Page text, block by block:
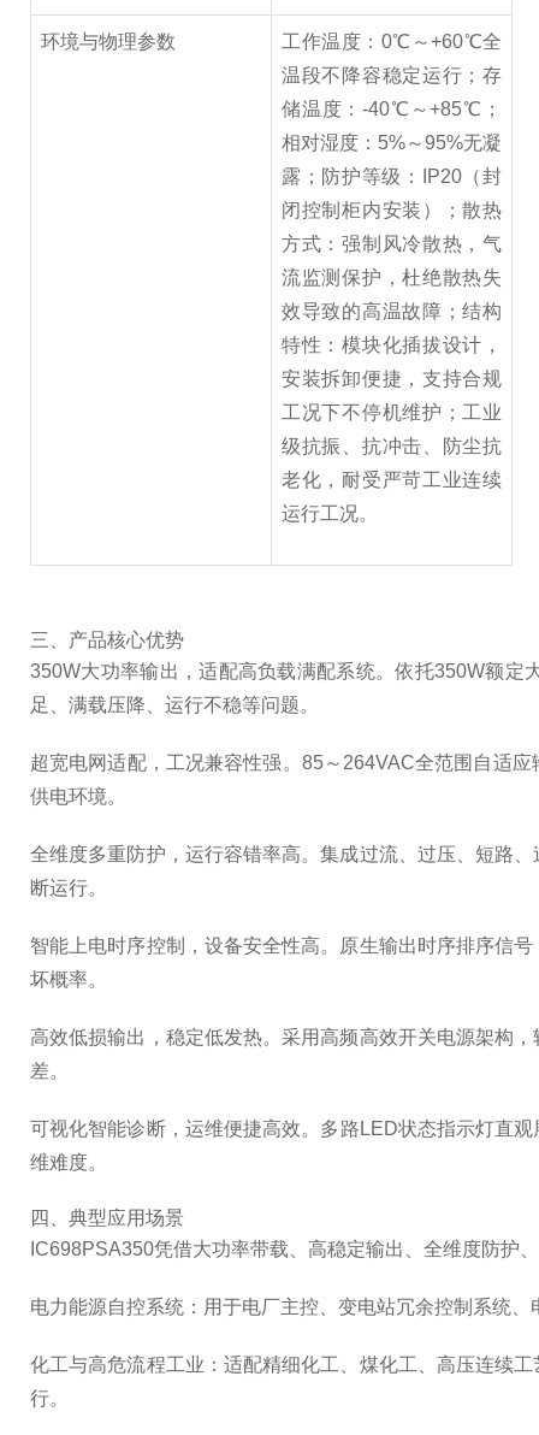
环境与物理参数
工作温度：0℃～+60℃全
温段不降容稳定运行；存
储温度：-40℃～+85℃；
相对湿度：5%～95%无凝
露；防护等级：IP20（封
闭控制柜内安装）；散热
方式：强制风冷散热，气
流监测保护，杜绝散热失
效导致的高温故障；结构
特性：模块化插拔设计，
安装拆卸便捷，支持合规
工况下不停机维护；工业
级抗振、抗冲击、防尘抗
老化，耐受严苛工业连续
运行工况。
三、产品核心优势
350W大功率输出，适配高负载满配系统。依托350W额
足、满载压降、运行不稳等问题。
超宽电网适配，工况兼容性强。85～264VAC全范围自适
供电环境。
全维度多重防护，运行容错率高。集成过流、过压、短路
断运行。
智能上电时序控制，设备安全性高。原生输出时序排序信
坏概率。
高效低损输出，稳定低发热。采用高频高效开关电源架构
差。
可视化智能诊断，运维便捷高效。多路LED状态指示灯直
维难度。
四、典型应用场景
IC698PSA350凭借大功率带载、高稳定输出、全维度防护
电力能源自控系统：用于电厂主控、变电站冗余控制系统
化工与高危流程工业：适配精细化工、煤化工、高压连续
行。